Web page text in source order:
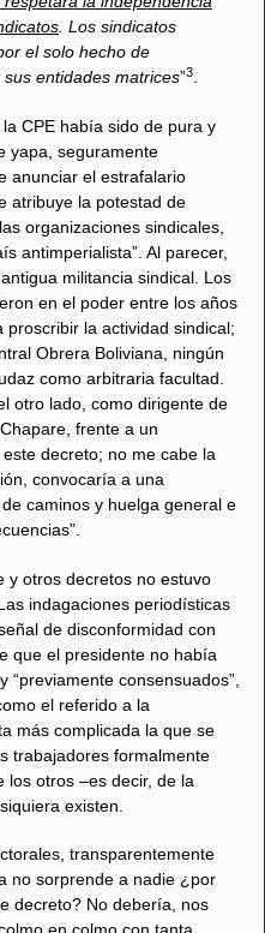
. Los sindicatos
el solo hecho de
entidades matrices”3.
CPE había sido de pura y
yapa, seguramente
anunciar el estrafalario
atribuye la potestad de
organizaciones sindicales,
antimperialista”. Al parecer,
militancia sindical. Los
en el poder entre los años
proscribir la actividad sindical;
Obrera Boliviana, ningún
como arbitraria facultad.
otro lado, como dirigente de
frente a un
decreto; no me cabe la
convocaría a una
caminos y huelga general e
y otros decretos no estuvo
indagaciones periodísticas
de disconformidad con
que el presidente no había
consensuados”,
el referido a la
más complicada la que se
trabajadores formalmente
los otros –es decir, de la
existen.
transparentemente
no sorprende a nadie ¿por
decreto? No debería, nos